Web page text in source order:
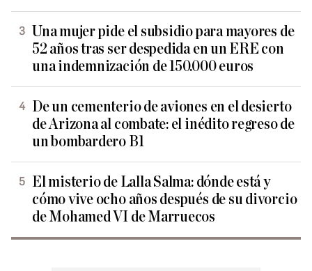
Una mujer pide el subsidio para mayores de
52 años tras ser despedida en un ERE con
una indemnización de 150.000 euros
De un cementerio de aviones en el desierto
de Arizona al combate: el inédito regreso de
un bombardero B1
El misterio de Lalla Salma: dónde está y
cómo vive ocho años después de su divorcio
de Mohamed VI de Marruecos